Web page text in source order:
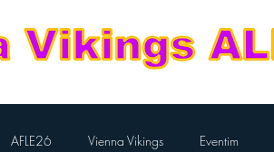
AFLE26 Vienna Vikings Eventim